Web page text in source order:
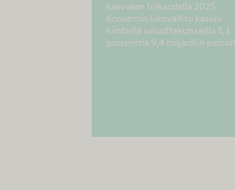
kasvuaan tilikaudella 2025.
Konsernin liikevaihto kasvoi
kiinteillä valuuttakursseilla 5,1
prosenttia 9,4 miljardiin euroon.